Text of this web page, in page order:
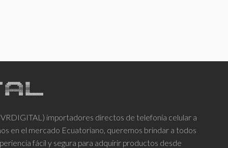
importadores directos de telefonía celular a
en el mercado Ecuatoriano, queremos brindar a todos
fácil y segura para adquirir productos desde